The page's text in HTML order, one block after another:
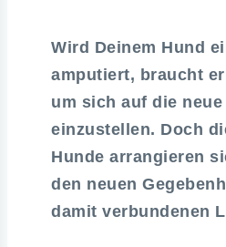
Wird Deinem Hund
amputiert, braucht
um sich auf die
einzustellen. Doch
Hunde arrangieren
den neuen
damit verbundenen